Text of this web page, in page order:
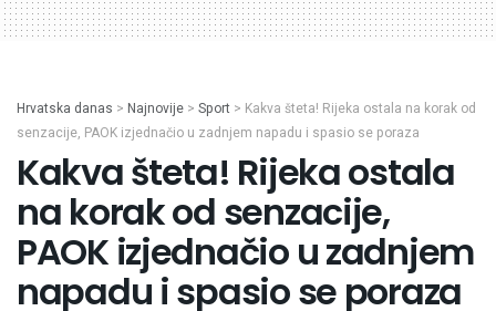
Hrvatska danas > Najnovije > Sport > Kakva šteta! Rijeka ostala na korak od
senzacije, PAOK izjednačio u zadnjem napadu i spasio se poraza
Kakva šteta! Rijeka ostala
na korak od senzacije,
PAOK izjednačio u zadnjem
napadu i spasio se poraza